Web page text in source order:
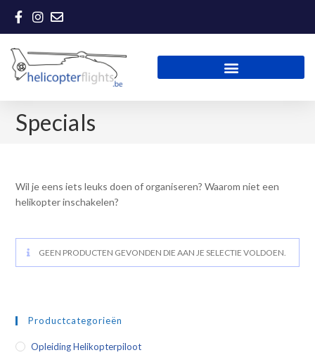
Specials
Wil je eens iets leuks doen of organiseren? Waarom niet een
helikopter inschakelen?
GEEN PRODUCTEN GEVONDEN DIE AAN JE SELECTIE VOLDOEN.
Productcategorieën
Opleiding Helikopterpiloot